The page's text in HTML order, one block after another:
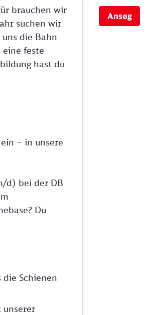
brauchen wir
suchen wir
die Bahn
eine feste
hast du
– in unsere
d) bei der DB
Du
Schienen
unserer
Ansøg